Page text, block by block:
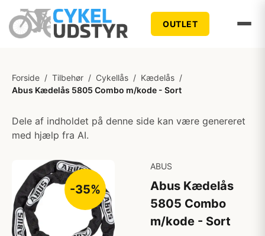
OUTLET
Forside / Tilbehør / Cykellås / Kædelås /
Abus Kædelås 5805 Combo m/kode - Sort
Dele af indholdet på denne side kan være genereret
med hjælp fra AI.
-35%
ABUS
Abus Kædelås
5805 Combo
m/kode - Sort